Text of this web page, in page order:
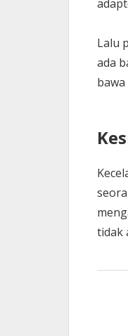
Lalu
ada
tidak